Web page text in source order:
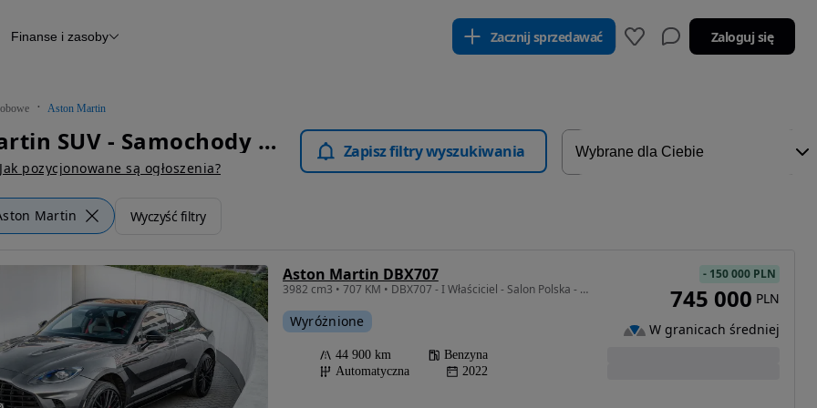
Raport z inspekcji
Otomoto News
Finanse i zasoby Zacznij sprzedawać Zaloguj się
Aston Martin
Aston Martin SUV - Samochody Osobowe
Jak pozycjonowane są ogłoszenia?
Zapisz filtry wyszukiwania
Martin Wyczyść filtry
Aston Martin DBX707
3982 cm3 • 707 KM • DBX707 - I Właściciel - Salon Polska - ASO
Wyróżnione
44 900 km
Benzyna
Automatyczna
2022
- 150 000 PLN
745 000 PLN
W granicach średniej